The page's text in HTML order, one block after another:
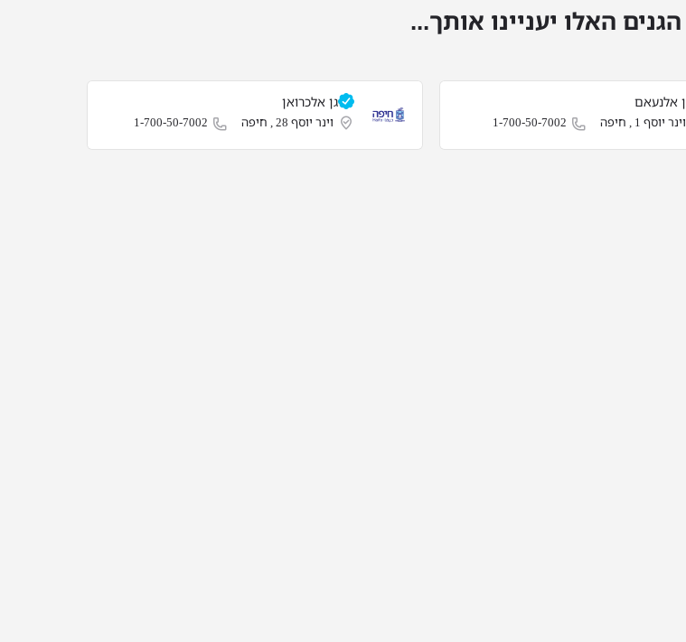
האלו יעניינו אותך...
אלנעאם
וינר יוסף 1 , חיפה 1-700-50-7002
גן אלכרואן
וינר יוסף 28 , חיפה 1-700-50-7002